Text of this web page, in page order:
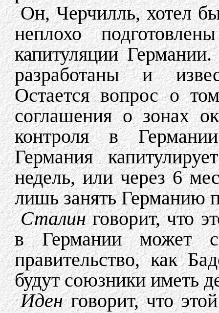
Он, Черчилль, хотел
неплохо
капитуляции
разработаны и
Остается вопрос о
соглашения о зонах
контроля в
Германия
недель, или через 6
лишь занять Германию
Сталинговорит, что
в Германии может
правительство, как
будут союзники иметь
Иденговорит, что